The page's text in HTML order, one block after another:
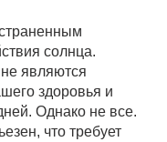
солнца.
являются
здоровья и
Однако не все.
что требует